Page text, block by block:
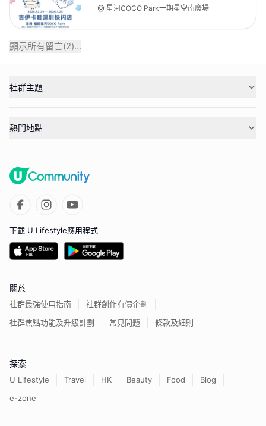
星河COCO Park一期星空南廣場
顯示所有留言(2)...
社群主題
熱門地點
下載 U Lifestyle應用程式
關於
社群最強使用指南
社群創作有價企劃
社群焦點功能及升級計劃
常見問題 條款及細則
探索
U Lifestyle Travel HK Beauty Food
Blog
e-zone